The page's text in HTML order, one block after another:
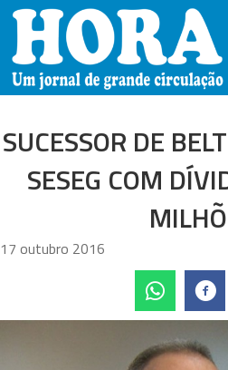
SUCESSOR DE
SESEG COM
17 outubro 2016